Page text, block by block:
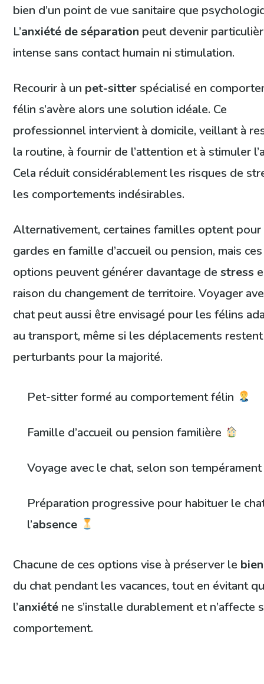
bien d’un point de vue sanitaire que
L’anxiété de séparation peut devenir
intense sans contact humain ni stimulation.
Recourir à un pet-sitter spécialisé en
félin s’avère alors une solution idéale. Ce
professionnel intervient à domicile, veillant à
la routine, à fournir de l’attention et à stimuler
Cela réduit considérablement les risques de
les comportements indésirables.
Alternativement, certaines familles optent
gardes en famille d’accueil ou pension, mais ces
options peuvent générer davantage destress
raison du changement de territoire. Voyager
chat peut aussi être envisagé pour les félins
au transport, même si les déplacements restent
perturbants pour la majorité.
Pet-sitter formé au comportement félin
Famille d’accueil ou pension familière
Voyage avec le chat, selon son
Préparation progressive pour habituer le
l’absence
Chacune de ces options vise à préserver le
du chat pendant les vacances, tout en évitant
l’anxiété ne s’installe durablement et n’affecte
comportement.